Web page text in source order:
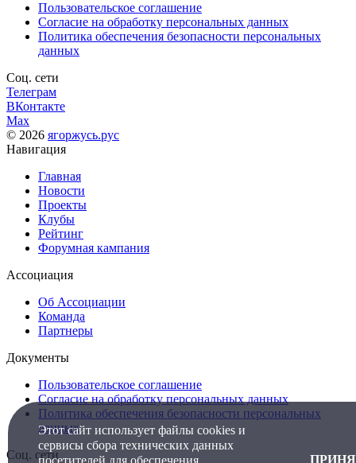
Пользовательское соглашение
Согласие на обработку персональных данных
Политика обеспечения безопасности персональных
данных
Соц. сети
Телеграм
ВКонтакте
Max
© 2026 ягоржусь.рус
Навигация
Главная
Новости
Проекты
Клубы
Рейтинг
Форумная кампания
Ассоциация
Об Ассоциации
Команда
Партнеры
Документы
Пользовательское соглашение
Согласие на обработку персональных данных
Политика обеспечения безопасности персональных
данных
Соц. сети
Этот сайт использует файлы cookies и
сервисы сбора технических данных
посетителей для обеспечения